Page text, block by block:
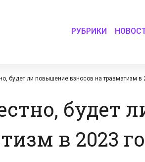
РУБРИКИ
будет ли повышение взносов на травматизм в
будет
в 2023